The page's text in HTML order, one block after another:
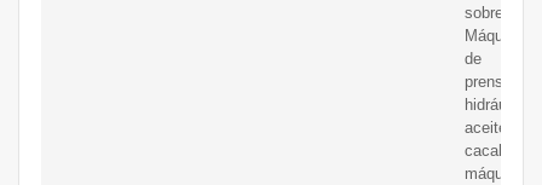
sobre
Máquina
de
prensa
hidráulica-
aceite-
cacahuete,
máquina